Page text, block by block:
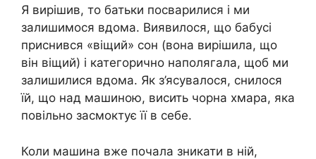
Я вирішив, то батьки посварилися і ми
залишимося вдома. Виявилося, що бабусі
приснився «віщий» сон (вона вирішила, що
він віщий) і категорично наполягала, щоб ми
залишилися вдома. Як з’ясувалося, снилося
їй, що над машиною, висить чорна хмара, яка
повільно засмоктує її в себе.
Коли машина вже почала зникати в ній,